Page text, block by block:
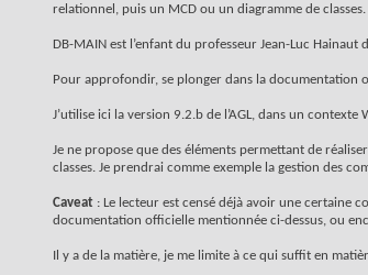
relationnel, puis un MCD ou un diagramme de classes.
DB-MAIN est l’enfant du professeur Jean-Luc Hainaut
Pour approfondir, se plonger dans la documentation
J’utilise ici la version 9.2.b de l’AGL, dans un contexte
Je ne propose que des éléments permettant de
classes. Je prendrai comme exemple la gestion des
Caveat : Le lecteur est censé déjà avoir une certaine
documentation officielle mentionnée ci-dessus, ou
Il y a de la matière, je me limite à ce qui suffit en